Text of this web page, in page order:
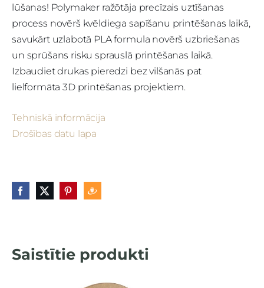
lūšanas! Polymaker ražōtāja precīzais uztīšanas
process novērš kvēldiega sapīšanu printēšanas laikā,
savukārt uzlabotā PLA formula novērš uzbriešanas
un sprūšans risku sprauslā printēšanas laikā.
Izbaudiet drukas pieredzi bez vilšanās pat
lielformāta 3D printēšanas projektiem.
Tehniskā informācija
Drošības datu lapa
Saistītie produkti